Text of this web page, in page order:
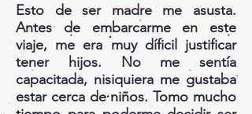
Esto de ser madre me asusta.
Antes de embarcarme en este
viaje, me era muy díficil justificar
tener hijos. No me sentía
capacitada, nisiquiera me gustaba
estar cerca de niños. Tomo mucho